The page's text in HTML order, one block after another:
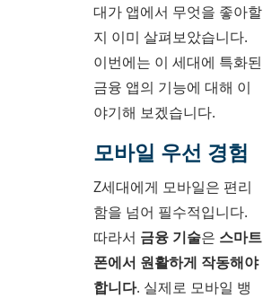
대가 앱에서 무엇을 좋아할
지 이미 살펴보았습니다.
이번에는 이 세대에 특화된
금융 앱의 기능에 대해 이
야기해 보겠습니다.
모바일 우선 경험
Z세대에게 모바일은 편리
함을 넘어 필수적입니다.
따라서 금융 기술은 스마트
폰에서 원활하게 작동해야
합니다. 실제로 모바일 뱅